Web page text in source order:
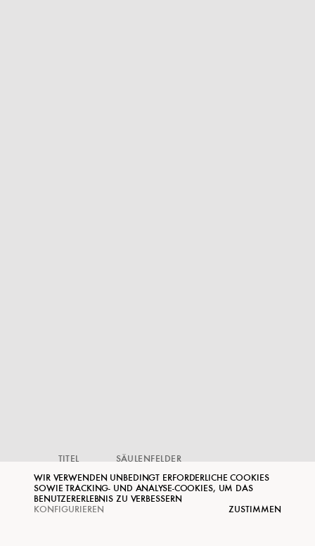
TITEL
SÄULENFELDER
ZEITRAUM
2018 - 2019
ORT
HAUS DER KULTUREN DER WELT
WIR VERWENDEN UNBEDINGT ERFORDERLICHE COOKIES
SOWIE TRACKING- UND ANALYSE-COOKIES, UM DAS
BENUTZERERLEBNIS ZU VERBESSERN
KONFIGURIEREN
ZUSTIMMEN